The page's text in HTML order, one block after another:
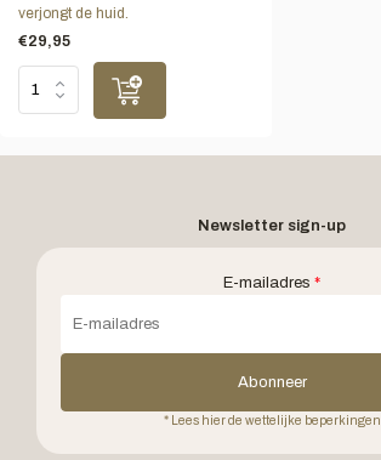
verjongt de huid.
€29,95
Newsletter sign-up
E-mailadres *
Abonneer
* Lees hier de wettelijke beperkingen